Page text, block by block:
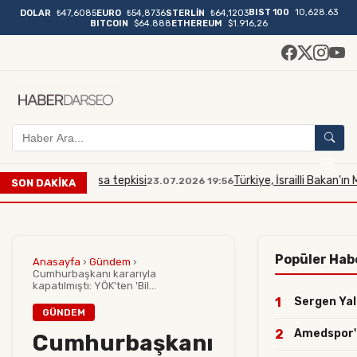
DOLAR ₺47,6085EURO ₺54,8736STERLİN ₺64,1203BIST 100
10,628.63
BITCOIN
$64.888ETHEREUM $1.916,26
SON DAKİKA
Mescidi Aksa tepkisi23.07.2026 19:56Türkiye, İsrailli Bakan'ın
Anasayfa › Gündem ›
Cumhurbaşkanı kararıyla
kapatılmıştı: YÖK'ten 'Bil...
GÜNDEM
Cumhurbaşkanı
Popüler
1 Sergen
2